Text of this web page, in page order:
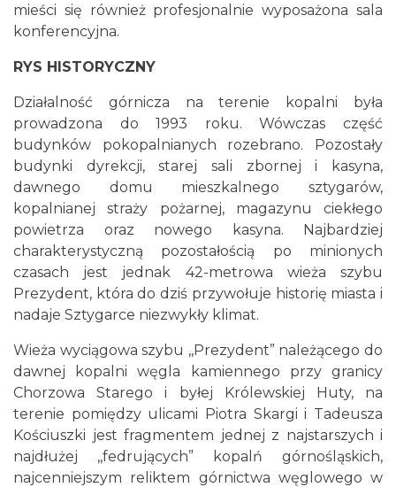
mieści się również profesjonalnie wyposażona sala
konferencyjna.
RYS HISTORYCZNY
Działalność górnicza na terenie kopalni była
prowadzona do 1993 roku. Wówczas część
budynków pokopalnianych rozebrano. Pozostały
budynki dyrekcji, starej sali zbornej i kasyna,
dawnego domu mieszkalnego sztygarów,
kopalnianej straży pożarnej, magazynu ciekłego
powietrza oraz nowego kasyna. Najbardziej
charakterystyczną pozostałością po minionych
czasach jest jednak 42-metrowa wieża szybu
Prezydent, która do dziś przywołuje historię miasta i
nadaje Sztygarce niezwykły klimat.
Wieża wyciągowa szybu ,,Prezydent” należącego do
dawnej kopalni węgla kamiennego przy granicy
Chorzowa Starego i byłej Królewskiej Huty, na
terenie pomiędzy ulicami Piotra Skargi i Tadeusza
Kościuszki jest fragmentem jednej z najstarszych i
najdłużej ,,fedrujących” kopalń górnośląskich,
najcenniejszym reliktem górnictwa węglowego w